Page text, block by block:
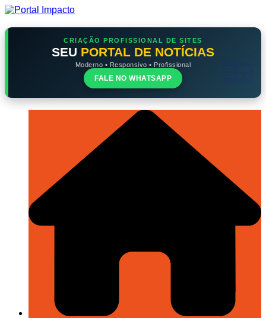
Ir
o
CRIAÇÃO PROFISSIONAL DE SITES
SEU PORTAL DE NOTÍCIAS
Moderno • Responsivo • Profissional
FALE NO WHATSAPP